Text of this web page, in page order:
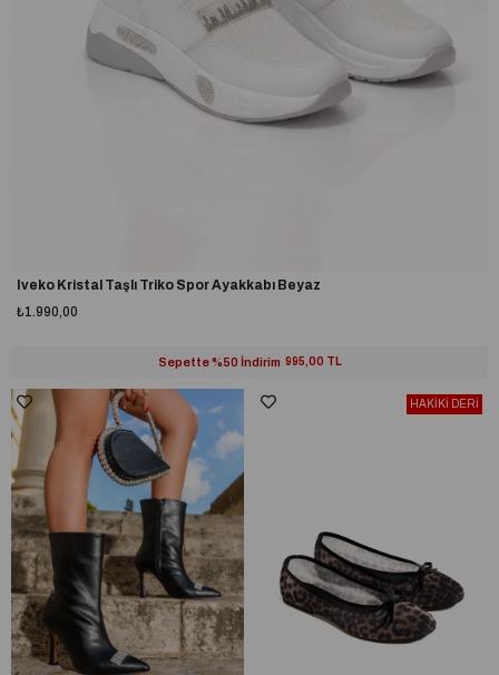
Iveko Kristal Taşlı Triko Spor Ayakkabı Beyaz
₺1.990,00
Sepette %50 İndirim 995,00 TL
HAKİKİ DERİ